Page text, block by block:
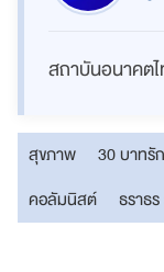
สถาบันอนาคต
สุขภาพ 30 บาทรั
คอลัมนิสต์
ธราธ